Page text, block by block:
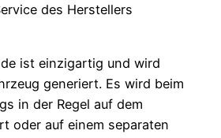
des Herstellers
ist einzigartig und wird
generiert. Es wird beim
in der Regel auf dem
oder auf einem separaten